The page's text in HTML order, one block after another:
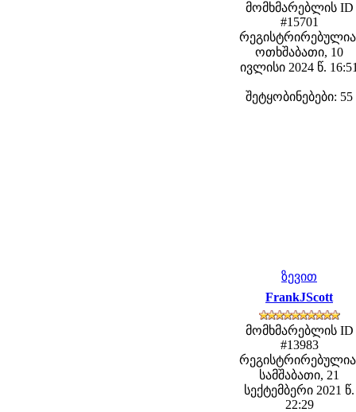
მომხმარებლის ID
#15701
ოთხშაბათი, 10
ივლისი 2024 წ.
შეტყობინებები: 55
ზევით
FrankJScott
მომხმარებლის ID
#13983
სამშაბათი, 21
სექტემბერი 2021 წ.
22:29